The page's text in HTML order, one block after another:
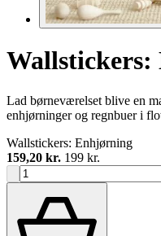
Lad børneværelset blive en
enhjørninger og regnbuer i
Wallstickers: Enhjørning
159,20 kr. 199 kr.